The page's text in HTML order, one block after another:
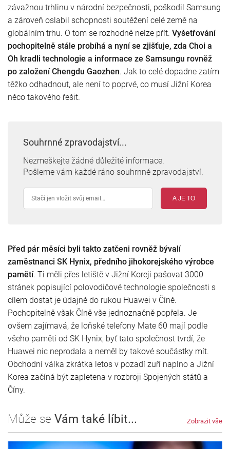
závažnou trhlinu v národní bezpečnosti, poškodil Samsung
a zároveň oslabil schopnosti soutěžení celé země na
globálním trhu. O tom se rozhodně nelze přít. Vyšetřování
pochopitelně stále probíhá a nyní se zjišťuje, zda Choi a
Oh kradli technologie a informace ze Samsungu rovněž
po založení Chengdu Gaozhen. Jak to celé dopadne zatím
těžko odhadnout, ale není to poprvé, co musí Jižní Korea
něco takového řešit.
Souhrnné zpravodajství...
Nezmeškejte žádné důležité informace.
Pošleme vám každé ráno souhrnné zpravodajství.
A JE TO
Před pár měsíci byli takto zatčeni rovněž bývalí
zaměstnanci SK Hynix, předního jihokorejského výrobce
pamětí. Ti měli přes letiště v Jižní Koreji pašovat 3000
stránek popisující polovodičové technologie společnosti s
cílem dostat je údajně do rukou Huawei v Číně.
Pochopitelně však Číně vše jednoznačně popřela. Je
ovšem zajímavá, že loňské telefony Mate 60 mají podle
všeho paměti od SK Hynix, byť tato společnost tvrdí, že
Huawei nic neprodala a neměl by takové součástky mít.
Obchodní válka zkrátka letos v pozadí zuří naplno a Jižní
Korea začíná být zapletena v rozbroji Spojených států a
Číny.
Může se Vám také líbit... Zobrazit vše